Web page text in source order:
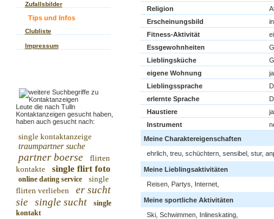
Zufallsbilder
Tips und Infos
Clubliste
Impressum
Leute die nach Tulln
Kontaktanzeigen gesucht haben,
haben auch gesucht nach:
single kontaktanzeige
traumpartner suche
partner boerse
flirten
kontakte
single flirt foto
online dating service
single
flirten verlieben
er sucht
sie
single sucht
single
kontakt
Religion
Erscheinungsbild
Fitness-Aktivität
Essgewohnheiten
Lieblingsküche
eigene Wohnung
ja
Lieblingssprache
erlernte Sprache
Haustiere
ja
Instrument
Meine Charaktereigenschaften
ehrlich, treu, schüchtern, sensibel, stur,
Meine Lieblingsaktivitäten
Reisen, Partys, Internet,
Meine sportliche Aktivitäten
Ski, Schwimmen, Inlineskating,